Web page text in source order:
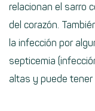
relacionan el sarro
del corazón.
la infección por
septicemia
altas y puede